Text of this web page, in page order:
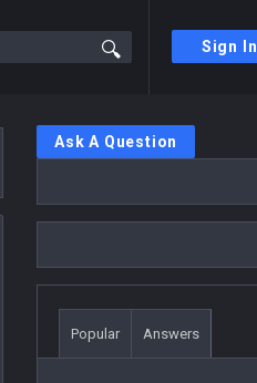
Sign In
Ask A Question
Stats
Popular Answers